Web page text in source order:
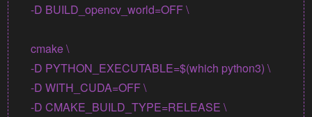
    -D BUILD_opencv_world=OFF \
    cmake \
    -D PYTHON_EXECUTABLE=$(which python3) \
    -D WITH_CUDA=OFF \
    -D CMAKE_BUILD_TYPE=RELEASE \